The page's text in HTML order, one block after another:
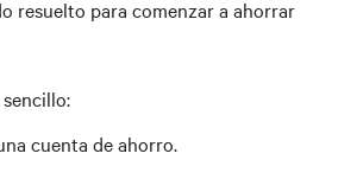
resuelto para comenzar a ahorrar
cuenta de ahorro.